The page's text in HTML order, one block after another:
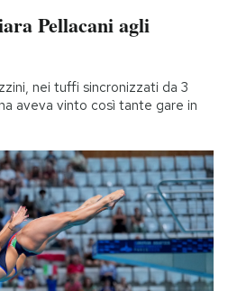
Pellacani agli
nei tuffi sincronizzati da 3
aveva vinto così tante gare in